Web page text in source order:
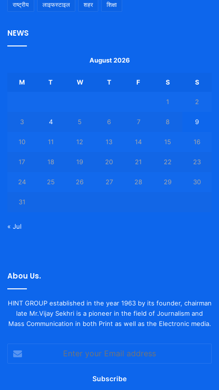
राष्ट्रीय लाइफस्टाइल शहर शिक्षा
NEWS
August 2026
M T W T F S S
1 2
3 4 5 6 7 8 9
10 11 12 13 14 15 16
17 18 19 20 21 22 23
24 25 26 27 28 29 30
31
« Jul
Abou Us.
HINT GROUP established in the year 1963 by its founder, chairman
late Mr.Vijay Sekhri is a pioneer in the field of Journalism and
Mass Communication in both Print as well as the Electronic media.
your